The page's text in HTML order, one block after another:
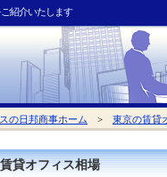
紹介いたします
の日邦商事ホーム > 東京の賃貸
貸オフィス相場